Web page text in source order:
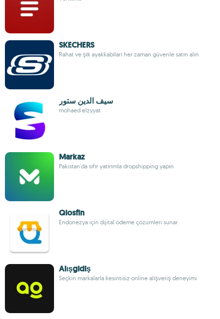
SKECHERS
Rahat ve şık ayakkabıları her zaman güvenle satın alın
سيف الدين ستور
mohaed elzyyat
Markaz
Pakistan'da sıfır yatırımla dropshipping yapın
Qiosfin
Endonezya için dijital ödeme çözümleri sunar
Alışgidiş
Seçkin markalarla kesintisiz online alışveriş deneyimi